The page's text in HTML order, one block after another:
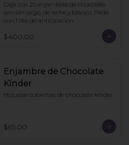
Caja con 25 enjambres de chocolate
semiamargo, de leche y blanco. Pedir
con 1 día de anticipación
$400.00
Enjambre de Chocolate
Kínder
Hojuelas cubiertas de chocolate kinder.
$65.00